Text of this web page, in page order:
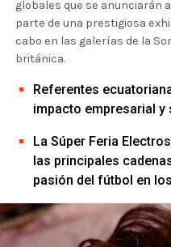
globales que se anunciarán
parte de una prestigiosa
cabo en las galerías de la
británica.
Referentes
impacto empresarial y
La Súper Feria
las principales
pasión del fútbol en